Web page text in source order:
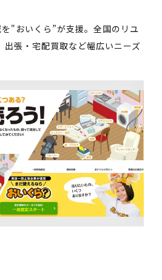
"おいくら”が支援。全国のリユ
出張・宅配買取など幅広いニーズ